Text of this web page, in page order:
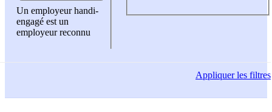
Un employeur handi-
engagé est un
employeur reconnu
Appliquerles filtres